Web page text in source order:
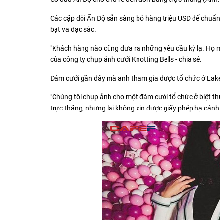
Các cặp đôi Ấn Độ sẵn sàng bỏ hàng triệu USD để
bật và đặc sắc.
"Khách hàng nào cũng đưa ra những yêu cầu kỳ lạ.
của công ty chụp ảnh cưới Knotting Bells - chia sẻ.
Đám cưới gần đây mà anh tham gia được tổ chức ở
"Chúng tôi chụp ảnh cho một đám cưới tổ chức ở biệt
trực thăng, nhưng lại không xin được giấy phép hạ